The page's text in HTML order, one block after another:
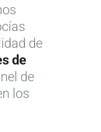
de
de
de
los